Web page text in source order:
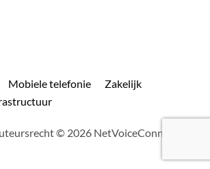
Mobiele telefonie
Zakelijk
© 2026 NetVoiceConnect.com